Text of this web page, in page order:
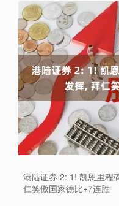
港陆证券 2: 1! 凯恩里程
仁笑傲国家德比+7连胜